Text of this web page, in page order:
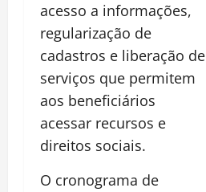
acesso a informações,
regularização de
cadastros e liberação de
serviços que permitem
aos beneficiários
acessar recursos e
direitos sociais.
O cronograma de